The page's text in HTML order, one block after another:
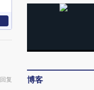
回复 博客